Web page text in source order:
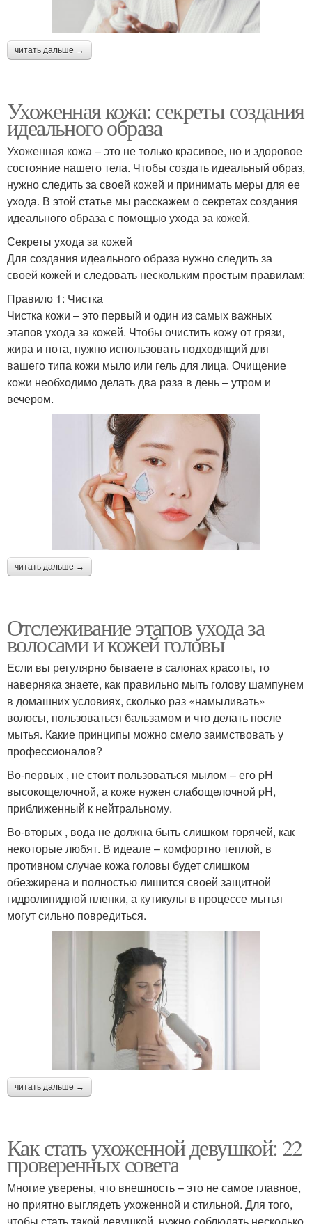
читать дальше →
Ухоженная кожа: секреты создания
идеального образа
Ухоженная кожа – это не только красивое, но и здоровое
состояние нашего тела. Чтобы создать идеальный образ,
нужно следить за своей кожей и принимать меры для ее
ухода. В этой статье мы расскажем о секретах создания
идеального образа с помощью ухода за кожей.
Секреты ухода за кожей
Для создания идеального образа нужно следить за
своей кожей и следовать нескольким простым правилам:
Правило 1: Чистка
Чистка кожи – это первый и один из самых важных
этапов ухода за кожей. Чтобы очистить кожу от грязи,
жира и пота, нужно использовать подходящий для
вашего типа кожи мыло или гель для лица. Очищение
кожи необходимо делать два раза в день – утром и
вечером.
читать дальше →
Отслеживание этапов ухода за
волосами и кожей головы
Если вы регулярно бываете в салонах красоты, то
наверняка знаете, как правильно мыть голову шампунем
в домашних условиях, сколько раз «намыливать»
волосы, пользоваться бальзамом и что делать после
мытья. Какие принципы можно смело заимствовать у
профессионалов?
Во-первых , не стоит пользоваться мылом – его pH
высокощелочной, а коже нужен слабощелочной pH,
приближенный к нейтральному.
Во-вторых , вода не должна быть слишком горячей, как
некоторые любят. В идеале – комфортно теплой, в
противном случае кожа головы будет слишком
обезжирена и полностью лишится своей защитной
гидролипидной пленки, а кутикулы в процессе мытья
могут сильно повредиться.
читать дальше →
Как стать ухоженной девушкой: 22
проверенных совета
Многие уверены, что внешность – это не самое главное,
но приятно выглядеть ухоженной и стильной. Для того,
чтобы стать такой девушкой, нужно соблюдать несколько